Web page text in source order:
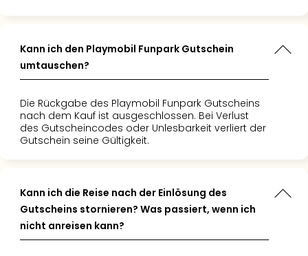
Kann ich den Playmobil Funpark Gutschein
umtauschen?
Die Rückgabe des Playmobil Funpark Gutscheins
nach dem Kauf ist ausgeschlossen. Bei Verlust
des Gutscheincodes oder Unlesbarkeit verliert der
Gutschein seine Gültigkeit.
Kann ich die Reise nach der Einlösung des
Gutscheins stornieren? Was passiert, wenn ich
nicht anreisen kann?